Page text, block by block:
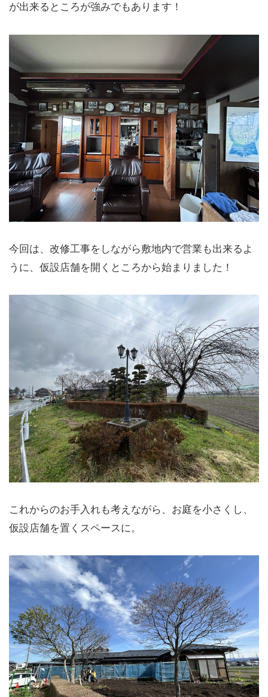
が出来るところが強みでもあります！
今回は、改修工事をしながら敷地内で営業も出来るよ
うに、仮設店舗を開くところから始まりました！
これからのお手入れも考えながら、お庭を小さくし、
仮設店舗を置くスペースに。